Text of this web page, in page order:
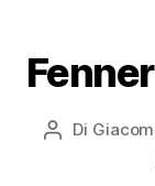
Autore
Di